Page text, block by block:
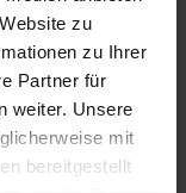
zu
zu Ihrer
Partner für
weiter. Unsere
mit
bereitgestellt
und